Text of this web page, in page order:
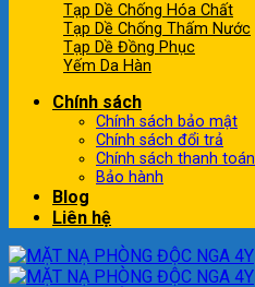
Tạp Dề Chống Hóa Chất
Tạp Dề Chống Thấm Nước
Tạp Dề Đồng Phục
Yếm Da Hàn
Chính sách
Chính sách bảo mật
Chính sách đổi trả
Chính sách thanh toán
Bảo hành
Blog
Liên hệ